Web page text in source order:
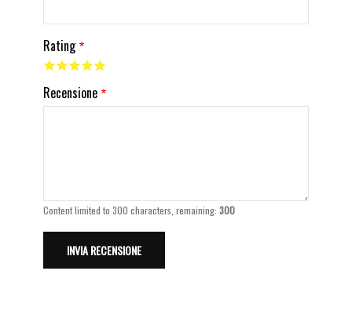
Rating
Recensione
Content limited to 300 characters, remaining:300